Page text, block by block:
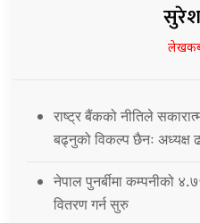
सुरेश
राष्ट्र बैंकको नीतिले
बढ्नुको विकल्प छैनः अध्यक्ष
नेपाल पुनर्बीमा कम्पनीको
वितरण गर्न सुरु